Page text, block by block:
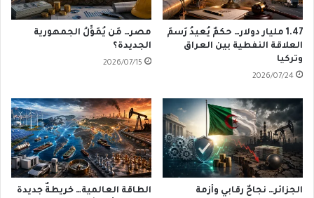
1.47 مليار دولار… حكمٌ يُعيدُ رَسمَ
العلاقة النفطية بين العراق
وتركيا
2026/07/24
مصر… مَن يُمَوِّلُ الجمهورية
الجديدة؟
2026/07/15
الجزائر… نجاحٌ رقابي وأزمة
الطاقة العالمية… خريطةٌ جديدة